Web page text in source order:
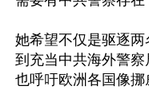
她希望不仅是驱逐
到充当中共海外警
也呼吁欧洲各国像